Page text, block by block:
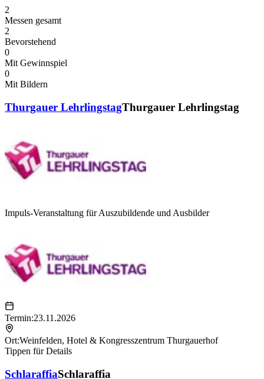
2
Messen gesamt
2
Bevorstehend
0
Mit Gewinnspiel
0
Mit Bildern
Thurgauer LehrlingstagThurgauer Lehrlingstag
Impuls-Veranstaltung für Auszubildende und Ausbilder
Termin:23.11.2026
Ort:Weinfelden, Hotel & Kongresszentrum Thurgauerhof
Tippen für Details
SchlaraffiaSchlaraffia